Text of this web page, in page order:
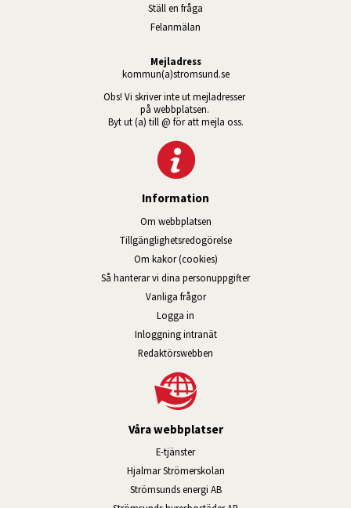
Ställ en fråga
Felanmälan
Mejladress
kommun(a)stromsund.se
Obs! Vi skriver inte ut mejladresser
på webbplatsen.
Byt ut (a) till @ för att mejla oss.
Information
Om webbplatsen
Tillgänglig­hets­redo­görelse
Om kakor (cookies)
Så hanterar vi dina personuppgifter
Vanliga frågor
Logga in
Inloggning intranätÖppnas i nytt fönster.
Redaktörswebben
Våra webbplatser
E-tjänsterLänk till annan webbplats, öppnas i
Hjalmar StrömerskolanLänk till annan webbplats,
Strömsunds energi ABLänk till annan webbplats,